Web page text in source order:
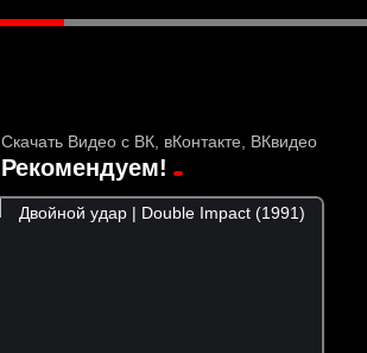
Скачать Видео с ВК, вКонтакте, ВКвидео
Рекомендуем!